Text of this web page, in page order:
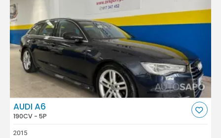
AUDI A6
190CV - 5P
2015